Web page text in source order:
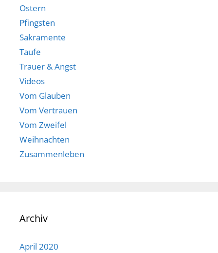
Ostern
Pfingsten
Sakramente
Taufe
Trauer & Angst
Videos
Vom Glauben
Vom Vertrauen
Vom Zweifel
Weihnachten
Zusammenleben
Archiv
April 2020